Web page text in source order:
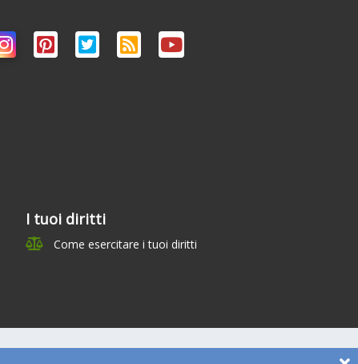
I tuoi diritti
Come esercitare i tuoi diritti